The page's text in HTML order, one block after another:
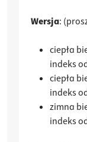
Wersja:
ciepła
indeks
ciepła
indeks
zimna
indeks